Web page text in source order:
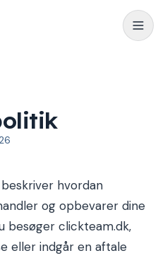
hvordan
og opbevarer dine
besøger clickteam.dk,
eller indgår en aftale